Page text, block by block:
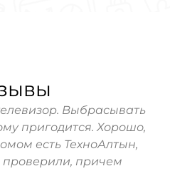
Выбрасывать
пригодится. Хорошо,
есть ТехноАлтын,
проверили, причем